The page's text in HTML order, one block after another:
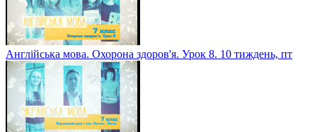
Англійська мова. Охорона здоров'я. Урок 8. 10 тиждень, пт